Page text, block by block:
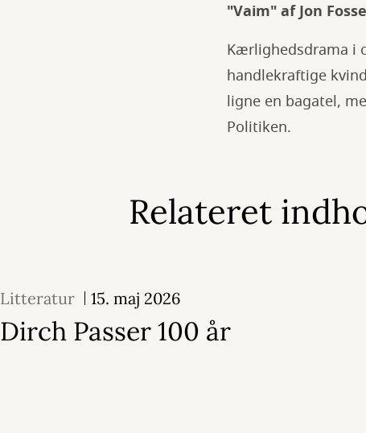
"Vaim" af Jon Fosse
Kærlighedsdrama i
handlekraftige
ligne en bagatel,
Politiken.
Relateret
Litteratur 15. maj 2026
Dirch Passer 100 år